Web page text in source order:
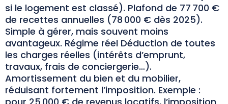
si le logement est classé). Plafond de 77 700 €
de recettes annuelles (78 000 € dès 2025).
Simple à gérer, mais souvent moins
avantageux. Régime réel Déduction de toutes
les charges réelles (intérêts d’emprunt,
travaux, frais de conciergerie…).
Amortissement du bien et du mobilier,
réduisant fortement l’imposition. Exemple :